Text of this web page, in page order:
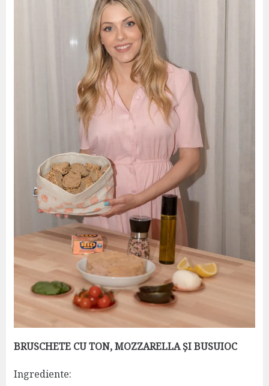
BRUSCHETE CU TON, MOZZARELLA ȘI BUSUIOC
Ingrediente: